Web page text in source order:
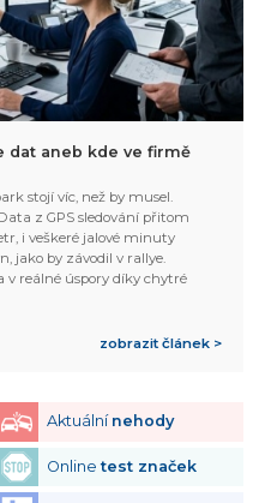
dat aneb kde ve firmě
stojí víc, než by musel.
z GPS sledování přitom
i veškeré jalové minuty
jako by závodil v rallye.
v reálné úspory díky chytré
zobrazit článek >
Aktuální nehody
Onlinetest značek